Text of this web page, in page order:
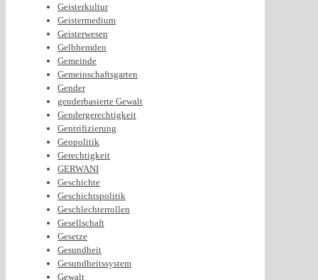
Geisterkultur
Geistermedium
Geisterwesen
Gelbhemden
Gemeinde
Gemeinschaftsgarten
Gender
genderbasierte Gewalt
Gendergerechtigkeit
Gentrifizierung
Geopolitik
Gerechtigkeit
GERWANI
Geschichte
Geschichtspolitik
Geschlechterrollen
Gesellschaft
Gesetze
Gesundheit
Gesundheitssystem
Gewalt